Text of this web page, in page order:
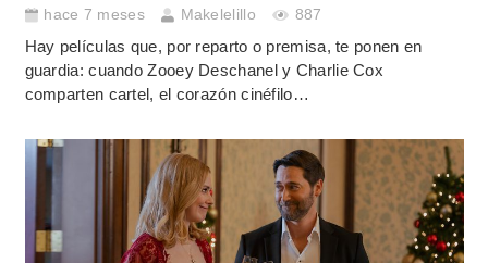
hace 7 meses Makelelillo 887
Hay películas que, por reparto o premisa, te ponen en
guardia: cuando Zooey Deschanel y Charlie Cox
comparten cartel, el corazón cinéfilo…